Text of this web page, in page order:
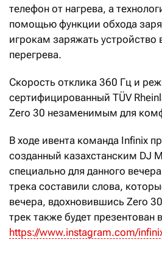
телефон от нагрева, а
помощью функции обхода
игрокам заряжать
перегрева.
Скорость отклика 360 Гц и
сертифицированный TÜV
Zero 30 незаменимым для
В ходе ивента команда Infinix
созданный казахстанским DJ
специально для данного
трека составили слова,
вечера, вдохновившись Zero
трек также будет презентован
https://www.instagram.com/